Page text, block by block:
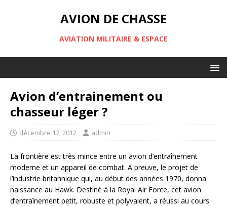
AVION DE CHASSE
AVIATION MILITAIRE & ESPACE
Avion d’entrainement ou
chasseur léger ?
décembre 17, 2012 admin
La frontière est très mince entre un avion d’entraînement
moderne et un appareil de combat. A preuve, le projet de
l’industrie britannique qui, au début des années 1970, donna
naissance au Hawk. Destiné à la Royal Air Force, cet avion
d’entraînement petit, robuste et polyvalent, a réussi au cours